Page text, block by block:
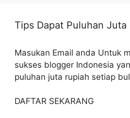
Tips Dapat Puluhan Juta
Masukan Email anda Untuk
sukses blogger Indonesia
puluhan juta rupiah setiap
DAFTAR SEKARANG